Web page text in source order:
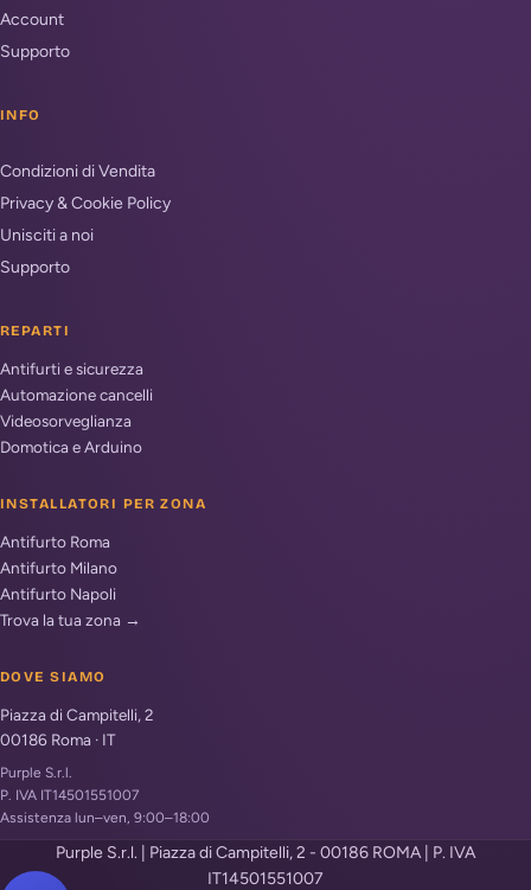
Account
Supporto
INFO
Condizioni di Vendita
Privacy & Cookie Policy
Unisciti a noi
Supporto
REPARTI
Antifurti e sicurezza
Automazione cancelli
Videosorveglianza
Domotica e Arduino
INSTALLATORI PER ZONA
Antifurto Roma
Antifurto Milano
Antifurto Napoli
Trova la tua zona →
DOVE SIAMO
Piazza di Campitelli, 2
00186 Roma · IT
Purple S.r.l.
P. IVA IT14501551007
Assistenza lun–ven, 9:00–18:00
Purple S.r.l. | Piazza di Campitelli, 2 - 00186 ROMA | P. IVA
IT14501551007